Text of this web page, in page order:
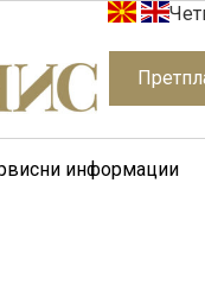
информации